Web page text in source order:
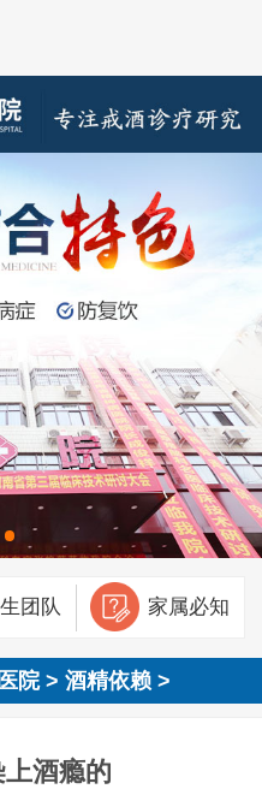
团队 家属必知
院>酒精依赖 >
酒瘾的